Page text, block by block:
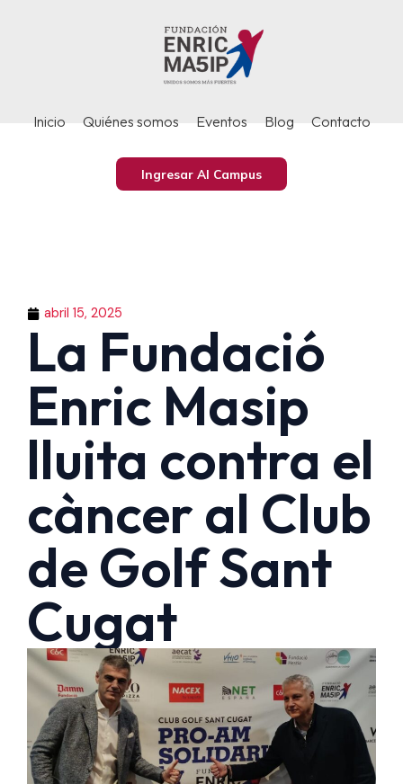
Inicio Quiénes somos Eventos Blog Contacto
Ingresar Al Campus
abril 15, 2025
La Fundació
Enric Masip
lluita contra el
càncer al Club
de Golf Sant
Cugat